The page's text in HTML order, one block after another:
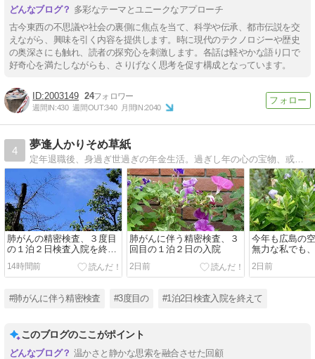
多彩なテーマとユニークなアプローチ
古今東西の不思議や社会の裏側に焦点を当て、科学や伝承、都市伝説を交
えながら、興味を引く内容を提供します。時に現代のテクノロジーや歴史
の奥深さにも触れ、読者の探究心を刺激します。各話は軽やかな語り口で
好奇心を満たしながらも、さりげなく思考を促す構成となっています。
2003149 24
週間IN:430 週間OUT:340 月間IN:2040
4
夢逢人かりそめ草紙
肺がんの精密検査、３度目
の１泊２日検査入院を終え
て・・。
14時間前
肺がんに伴う精密検査、３
回目の１泊２日の入院
2日前
今年も広島の
無力な私でも
2日前
#肺がんに伴う精密検査 #3度目の #1泊2日検査入院を終えて
このブログのここがポイント
温かさと静かな思索を融合させた回顧